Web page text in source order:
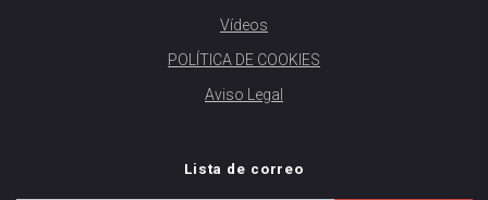
Vídeos
POLÍTICA DE COOKIES
Aviso Legal
Lista de correo